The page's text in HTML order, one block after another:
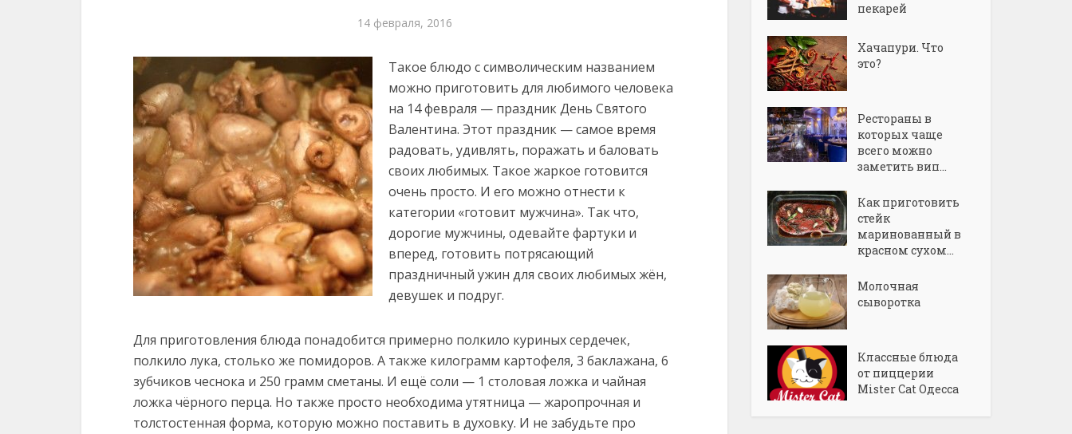
14 февраля, 2016
Такое блюдо с символическим названием
можно приготовить для любимого человека
на 14 февраля — праздник День Святого
Валентина. Этот праздник — самое время
радовать, удивлять, поражать и баловать
своих любимых. Такое жаркое готовится
очень просто. И его можно отнести к
категории «готовит мужчина». Так что,
дорогие мужчины, одевайте фартуки и
вперед, готовить потрясающий
праздничный ужин для своих любимых жён,
девушек и подруг.
Для приготовления блюда понадобится примерно полкило куриных сердечек,
полкило лука, столько же помидоров. А также килограмм картофеля, 3 баклажана, 6
зубчиков чеснока и 250 грамм сметаны. И ещё соли — 1 столовая ложка и чайная
ложка чёрного перца. Но также просто необходима утятница — жаропрочная и
толстостенная форма, которую можно поставить в духовку. И не забудьте про
пекарей
Хачапури. Что
это?
Рестораны в
которых чаще
всего можно
заметить вип...
Как приготовить
стейк
маринованный в
красном сухом...
Молочная
сыворотка
Классные блюда
от пиццерии
Mister Cat Одесса